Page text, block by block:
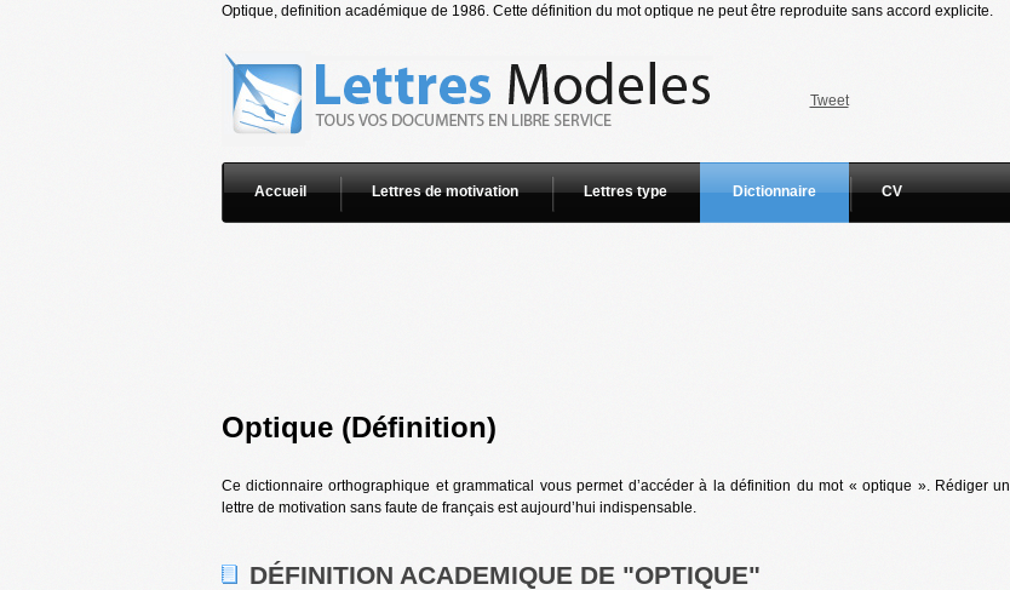
Optique, definition académique de 1986. Cette définition du mot optique ne peut être reproduite sans accord explicite.
Tweet
Accueil Lettres de motivation Lettres type Dictionnaire CV
Optique (Définition)
Ce dictionnaire orthographique et grammatical vous permet d’accéder à la définition du mot « optique ». Rédiger un
lettre de motivation sans faute de français est aujourd’hui indispensable.
DÉFINITION ACADEMIQUE DE "OPTIQUE"